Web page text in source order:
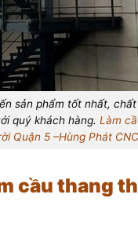
sản phẩm tốt nhất,
quý khách hàng. Làm
Quận 5 –Hùng Phát CNC
cầu thang